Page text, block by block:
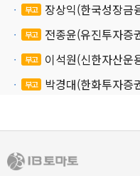
부고 장상익(한국성장금
부고 전종윤(유진투자증
부고 이석원(신한자산운
부고 박경대(한화투자증